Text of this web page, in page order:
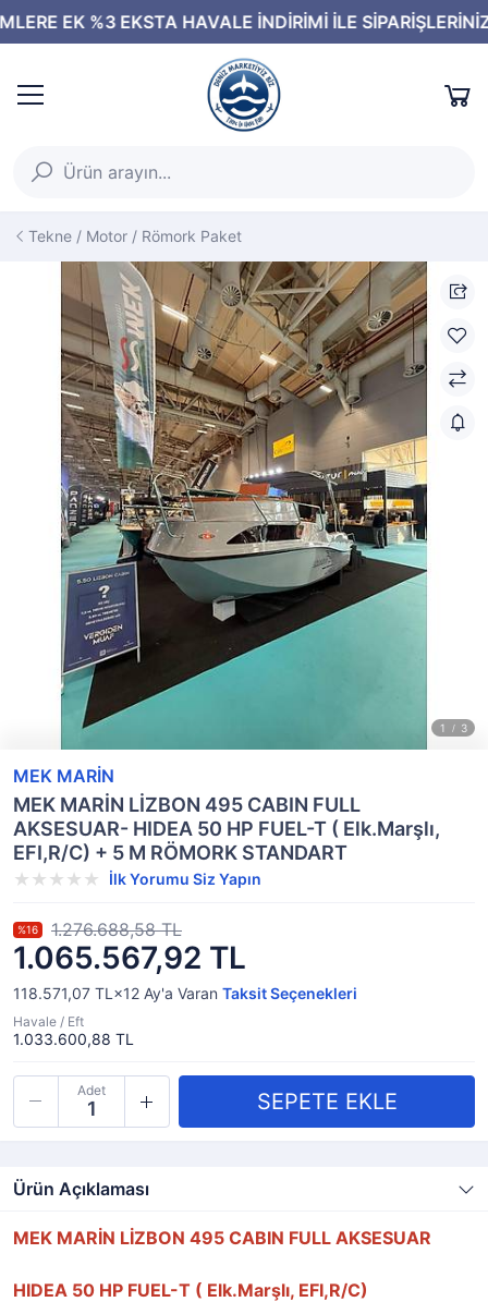
Tekne / Motor / Römork Paket
MEK MARİN
MEK MARİN LİZBON 495 CABIN FULL
AKSESUAR- HIDEA 50 HP FUEL-T ( Elk.Marşlı,
EFI,R/C) + 5 M RÖMORK STANDART
İlk Yorumu Siz Yapın
1.065.567,92 TL
%16 1.276.688,58 TL
118.571,07 TL×12 Ay'a Varan Taksit Seçenekleri
Havale / Eft
1.033.600,88 TL
Adet
Ürün Açıklaması
MEK MARİN LİZBON 495 CABIN FULL AKSESUAR
HIDEA 50 HP FUEL-T ( Elk.Marşlı, EFI,R/C)